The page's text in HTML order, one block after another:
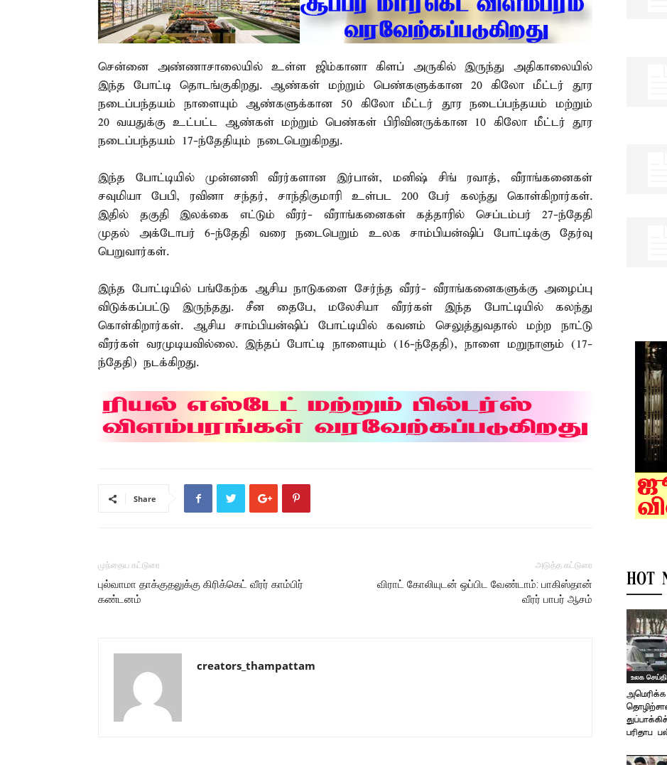
சென்னை அண்ணாசாலையில் உள்ள ஜிம்கானா கிளப் அருகில் இருந்து அதிகாலையில்
இந்த போட்டி தொடங்குகிறது. ஆண்கள் மற்றும் பெண்களுக்கான 20 கிலோ மீட்டர் தூர
நடைப்பந்தயம் நாளையும் ஆண்களுக்கான 50 கிலோ மீட்டர் தூர நடைப்பந்தயம் மற்றும்
20 வயதுக்கு உட்பட்ட ஆண்கள் மற்றும் பெண்கள் பிரிவினருக்கான 10 கிலோ மீட்டர் தூர
நடைப்பந்தயம் 17-ந்தேதியும் நடைபெறுகிறது.
இந்த போட்டியில் முன்னணி வீரர்களான இர்பான், மனிஷ் சிங் ரவாத், வீராங்கனைகள்
சவுமியா பேபி, ரவினா சந்தர், சாந்திகுமாரி உள்பட 200 பேர் கலந்து கொள்கிறார்கள்.
இதில் தகுதி இலக்கை எட்டும் வீரர்- வீராங்கனைகள் கத்தாரில் செப்டம்பர் 27-ந்தேதி
முதல் அக்டோபர் 6-ந்தேதி வரை நடைபெறும் உலக சாம்பியன்ஷிப் போட்டிக்கு தேர்வு
பெறுவார்கள்.
இந்த போட்டியில் பங்கேற்க ஆசிய நாடுகளை சேர்ந்த வீரர்- வீராங்கனைகளுக்கு அழைப்பு
விடுக்கப்பட்டு இருந்தது. சீன தைபே, மலேசியா வீரர்கள் இந்த போட்டியில் கலந்து
கொள்கிறார்கள். ஆசிய சாம்பியன்ஷிப் போட்டியில் கவனம் செலுத்துவதால் மற்ற நாட்டு
வீரர்கள் வரமுடியவில்லை. இந்தப் போட்டி நாளையும் (16-ந்தேதி), நாளை மறுநாளும் (17-
ந்தேதி) நடக்கிறது.
Share
முந்தைய கட்டுரை
புல்வாமா தாக்குதலுக்கு கிரிக்கெட் வீரர் காம்பிர்
கண்டனம்
அடுத்த கட்டுரை
விராட் கோலியுடன் ஒப்பிட வேண்டாம்: பாகிஸ்தான்
வீரர் பாபர் ஆசம்
creators_thampattam
HOT
உலக
அமெரிக்க
பரிதாப